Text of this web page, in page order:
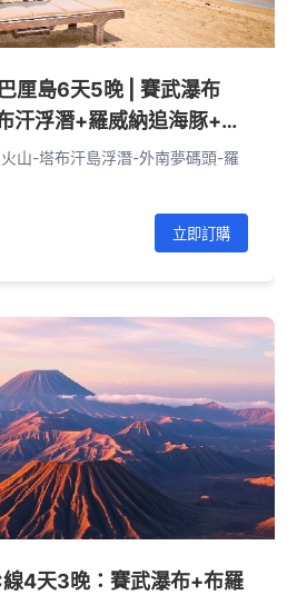
厘島6天5晚 | 賽武瀑布
汗浮潛+羅威納追海豚+烏
（中文旅拍4-6人小團）
山-塔布汗島浮潛-外南夢碼頭-羅
立即訂購
4天3晚：賽武瀑布+布羅